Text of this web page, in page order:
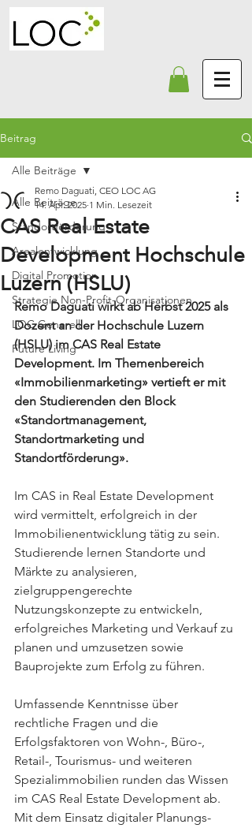
Beitrag
Alle Beiträge
Standortförderung
Arealentwicklung
Digital Promotion
Strategie Non-Profit-Organisationen
LOC Generell
Future Living
Alle Beiträge
CAS Real Estate
Development Hochschule
Luzern (HSLU)
Remo Daguati, CEO LOC AG
14. Apr. 2025 1 Min. Lesezeit
Remo Daguati wirkt ab Herbst 2025 als
Dozent an der Hochschule Luzern
(HSLU) im CAS Real Estate
Development. Im Themenbereich
«Immobilienmarketing» vertieft er mit
den Studierenden den Block
«Standortmanagement,
Standortmarketing und
Standortförderung».
Im CAS in Real Estate Development
wird vermittelt, erfolgreich in der
Immobilienentwicklung tätig zu sein.
Studierende lernen Standorte und
Märkte zu analysieren,
zielgruppengerechte
Nutzungskonzepte zu entwickeln,
erfolgreiches Marketing und Verkauf zu
planen und umzusetzen sowie
Bauprojekte zum Erfolg zu führen.
Umfassende Kenntnisse über
rechtliche Fragen und die
Erfolgsfaktoren von Wohn-, Büro-,
Retail-, Tourismus- und weiteren
Spezialimmobilien runden das Wissen
im CAS Real Estate Development ab.
Mit dem Einsatz digitaler Planungs-